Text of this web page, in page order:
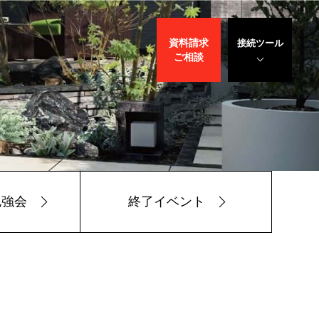
接続ツール
遠隔サポート
サリバン先生
WEBデモ
サポート
資料請求
ご相談
会 終了イベント